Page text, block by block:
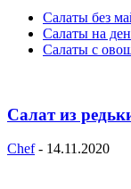
Салаты без
Салаты на
Салаты с
Салат из
Chef - 14.11.2020